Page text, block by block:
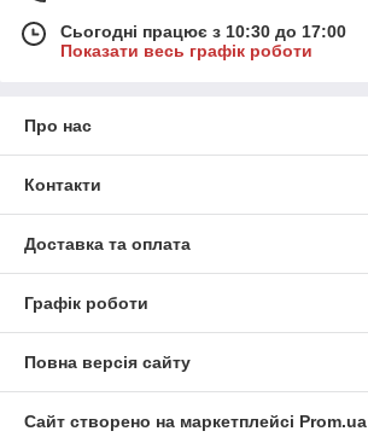
Сьогодні працює з 10:30 до 17:00
Показати весь графік роботи
Про нас
Контакти
Доставка та оплата
Графік роботи
Повна версія сайту
Сайт створено на маркетплейсі Prom.ua